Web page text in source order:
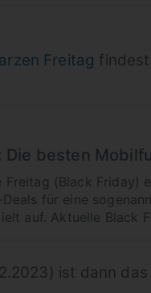
Freitag
besten
(Black Friday)
für eine
auf. Aktuelle
ist dann das